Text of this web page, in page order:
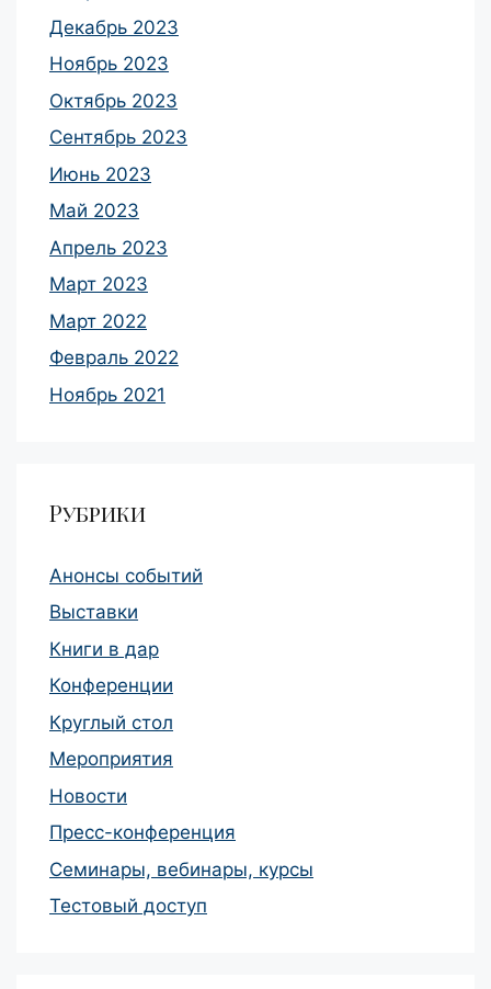
Декабрь 2023
Ноябрь 2023
Октябрь 2023
Сентябрь 2023
Июнь 2023
Май 2023
Апрель 2023
Март 2023
Март 2022
Февраль 2022
Ноябрь 2021
Рубрики
Анонсы событий
Выставки
Книги в дар
Конференции
Круглый стол
Мероприятия
Новости
Пресс-конференция
Семинары, вебинары, курсы
Тестовый доступ